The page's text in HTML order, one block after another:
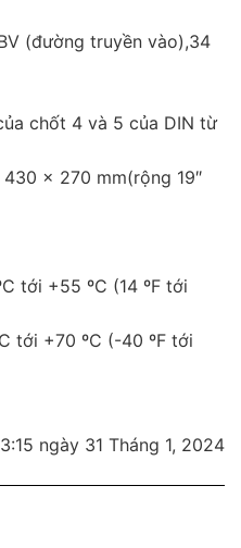
(đường truyền vào),34
chốt 4 và 5 của DIN từ
x 270 mm(rộng 19″
tới +55 ºC (14 ºF tới
tới +70 ºC (-40 ºF tới
ngày 31 Tháng 1, 2024